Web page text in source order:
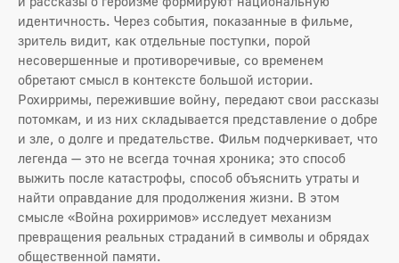
идентичность. Через события, показанные в фильме,
зритель видит, как отдельные поступки, порой
несовершенные и противоречивые, со временем
обретают смысл в контексте большой истории.
Рохирримы, пережившие войну, передают свои рассказы
потомкам, и из них складывается представление о добре
и зле, о долге и предательстве. Фильм подчеркивает, что
легенда — это не всегда точная хроника; это способ
выжить после катастрофы, способ объяснить утраты и
найти оправдание для продолжения жизни. В этом
смысле «Война рохирримов» исследует механизм
превращения реальных страданий в символы и обрядах
общественной памяти.